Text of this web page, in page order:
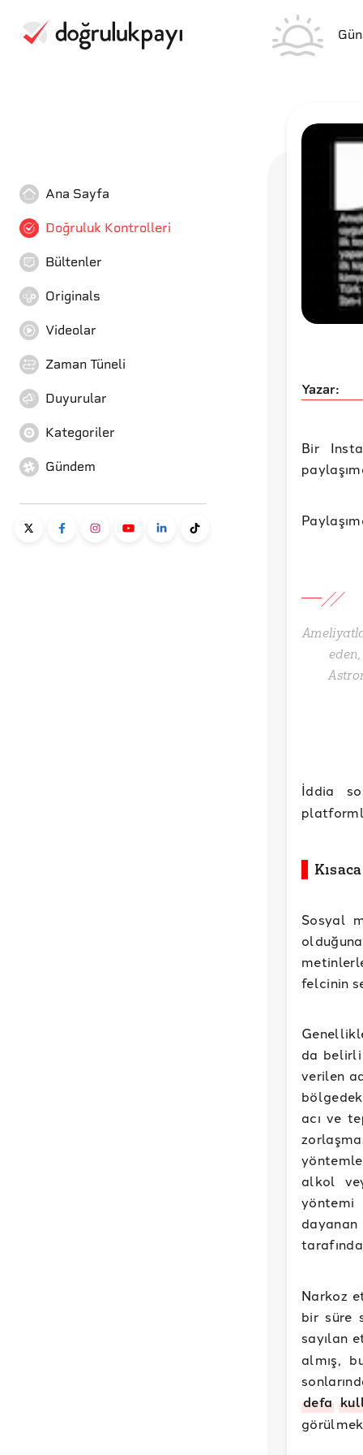
Ana Sayfa
Doğruluk Kontrolleri
Bültenler
Originals
Videolar
Zaman Tüneli
Duyurular
Kategoriler
Gündem
Yazar:
Bir
İddia
Sosyal
felcinin
da belirli
verilen
acı ve
alkol
yöntemi
Narkoz
bir süre
sayılan
almış,
defa